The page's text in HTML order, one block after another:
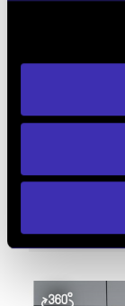
Doživotný
/ 1 000 km /
75 800